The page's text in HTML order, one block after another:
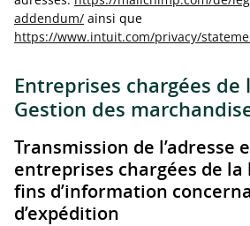
addendum/ ainsi que
https://www.intuit.com/privacy/
Entreprises chargées de
Gestion des
Transmission de l’adresse
entreprises chargées de la
fins d’information
d’expédition